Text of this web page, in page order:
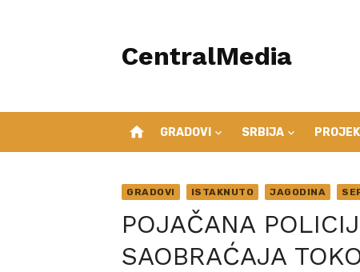
CentralMedia
home GRADOVI SRBIJA
GRADOVI ISTAKNUTO JAGODINA
POJAČANA
SAOBRAĆAJA